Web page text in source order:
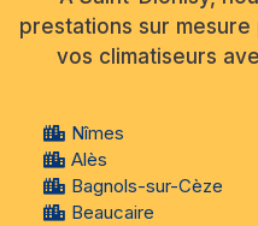
prestations sur
vos climatiseurs
Nîmes
Alès
Bagnols-sur-Cèze
Beaucaire